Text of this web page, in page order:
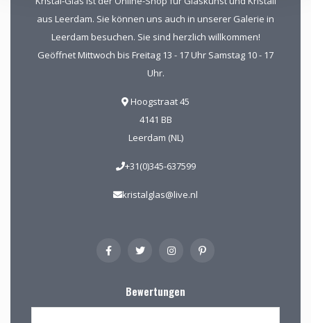
aus Leerdam. Sie können uns auch in unserer Galerie in
Leerdam besuchen. Sie sind herzlich willkommen!
Geöffnet Mittwoch bis Freitag 13 - 17 Uhr Samstag 10 - 17
Uhr.
Hoogstraat 45
4141 BB
Leerdam (NL)
+31(0)345-637599
kristalglas@live.nl
Bewertungen